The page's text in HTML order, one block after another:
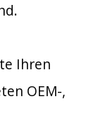
Ihren
OEM-,